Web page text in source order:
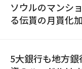
ソウルのマンシ
る伝貰の月貰化
5大銀行も地方